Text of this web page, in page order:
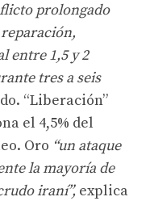
prolongado
entre 1,5 y 2
tres a seis
“Liberación”
el 4,5% del
Oro “un ataque
la mayoría de
iraní”, explica